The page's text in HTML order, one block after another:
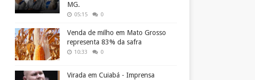
MG.
05:15 0
Venda de milho em Mato Grosso
representa 83% da safra
10:33 0
Virada em Cuiabá - Imprensa